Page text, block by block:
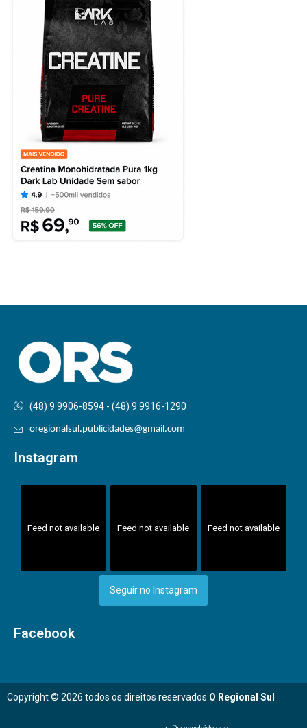
(48) 9 9906-8594 - (48) 9 9916-1290
oregionalsul.publicidades@gmail.com
Instagram
Feed not available Feed not available Feed not available
Seguir no Instagram
Facebook
Copyright © 2026 todos os direitos reservados O Regional Sul